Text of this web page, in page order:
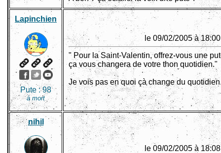
Lapinchien
Pute :98
à mort
le 09/02/2005 à
" Pour la Saint-Valentin, offrez-vous une
ça vous changera de votre thon quotidien."
Je vois pas en quoi çà change du
nihil
le 09/02/2005 à